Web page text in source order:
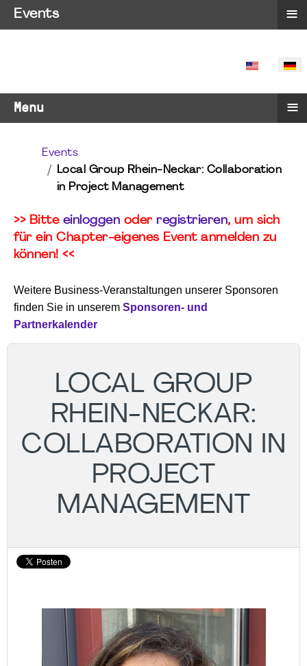
SPRACHE
Menu ≡
Events
Local Group Rhein-Neckar: Collaboration
in Project Management
>> Bitte einloggen oder registrieren, um sich
für ein Chapter-eigenes Event anmelden zu
können! <<
Weitere Business-Veranstaltungen unserer Sponsoren
finden Sie in unserem Sponsoren- und
Partnerkalender
LOCAL GROUP
RHEIN-NECKAR:
COLLABORATION IN
PROJECT
MANAGEMENT
Events ≡